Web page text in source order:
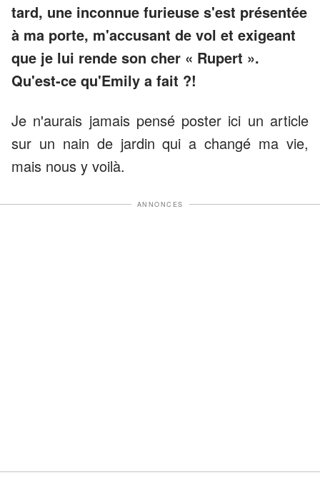
tard, une inconnue furieuse s'est présentée
à ma porte, m'accusant de vol et exigeant
que je lui rende son cher « Rupert ».
Qu'est-ce qu'Emily a fait ?!
Je n'aurais jamais pensé poster ici un article
sur un nain de jardin qui a changé ma vie,
mais nous y voilà.
ANNONCES